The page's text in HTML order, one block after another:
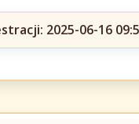
2025-06-16